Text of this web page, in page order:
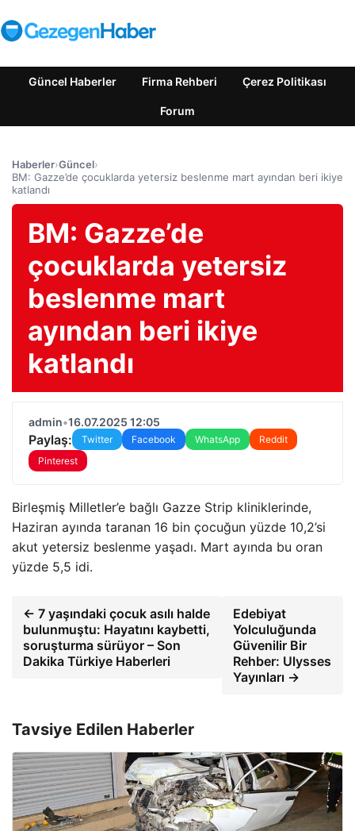
Güncel Haberler Firma Rehberi Çerez Politikası
Forum
Haberler›Güncel›
BM: Gazze’de çocuklarda yetersiz beslenme mart ayından beri ikiye
katlandı
BM: Gazze’de
çocuklarda yetersiz
beslenme mart
ayından beri ikiye
katlandı
admin•16.07.2025 12:05
Paylaş: Twitter Facebook WhatsApp
Reddit
Pinterest
Birleşmiş Milletler’e bağlı Gazze Strip kliniklerinde,
Haziran ayında taranan 16 bin çocuğun yüzde 10,2’si
akut yetersiz beslenme yaşadı. Mart ayında bu oran
yüzde 5,5 idi.
← 7 yaşındaki çocuk asılı halde
bulunmuştu: Hayatını kaybetti,
soruşturma sürüyor – Son
Dakika Türkiye Haberleri
Edebiyat
Yolculuğunda
Güvenilir Bir
Rehber: Ulysses
Yayınları →
Tavsiye Edilen Haberler